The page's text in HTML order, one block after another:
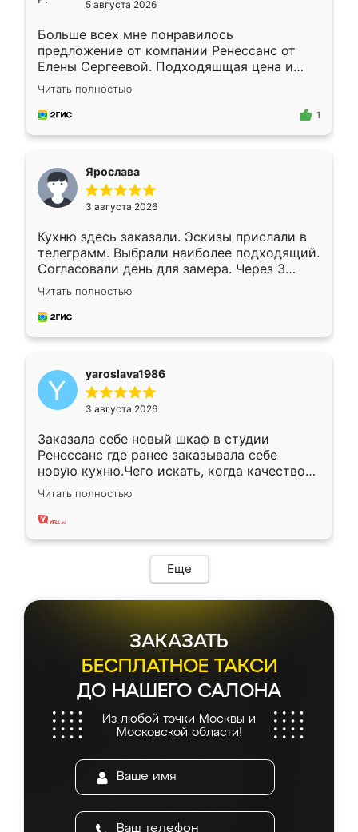
5 августа 2026
Больше всех мне понравилось
предложение от компании Ренессанс от
Елены Сергеевой. Подходяшщая цена и
короткие сроки изготовления. Приехавший
для замера сотрудник Владислав
предложил по моему эскизу самый
Читать полностью
1
Ярослава
3 августа 2026
Кухню здесь заказали. Эскизы прислали в
телеграмм. Выбрали наиболее подходящий.
Согласовали день для замера. Через 3
недели кухня была уже готова. Остались
довольны работой. Спасибо Ренессанс
мебель за качественную работу!
Читать полностью
yaroslava1986
3 августа 2026
Заказала себе новый шкаф в студии
Ренессанс где ранее заказывала себе
новую кухню.Чего искать, когда качеством
вполне довольна. Служит кухня уже почти
два года, нареканий нет.
Читать полностью
Еще
ЗАКАЗАТЬ
БЕСПЛАТНОЕ ТАКСИ
ДО НАШЕГО САЛОНА
Из любой точки Москвы и
Московской области!